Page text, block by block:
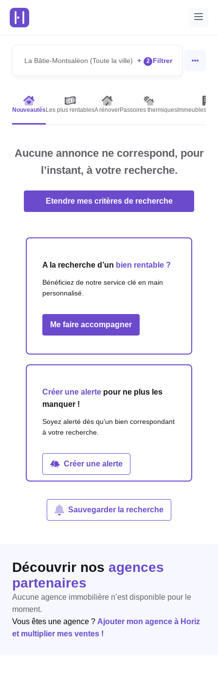
La Bâtie-Montsaléon (Toute la ville) + 2 Filtrer
Nouveautés Les plus rentablesA rénoverPassoires thermiques Immeubles de
Aucune annonce ne correspond, pour
l’instant, à votre recherche.
Etendre mes critères de recherche
A la recherche d’un bien rentable ?
Bénéficiez de notre service clé en main
personnalisé.
Me faire accompagner
Créer une alerte pour ne plus les
manquer !
Soyez alerté dès qu'un bien correspondant
à votre recherche.
Créer une alerte
Sauvegarder la recherche
Découvrir nos agences
partenaires
Aucune agence immobilière n’est disponible pour le
moment.
Vous êtes une agence ? Ajouter mon agence à Horiz
et multiplier mes ventes !